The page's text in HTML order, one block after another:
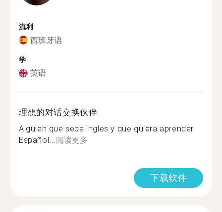
流利
西班牙语
学
英语
理想的对话交换伙伴
Alguien que sepa ingles y que quiera aprender
Español...阅读更多
下载软件